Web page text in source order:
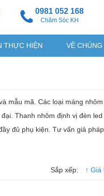
0981 052 168
Chăm Sóc KH
THỰC HIỆN VỀ CHÚNG
mẫu mã. Các loại máng
Thanh nhôm định vị đèn
đủ phụ kiện. Tư vấn giả
Sắp xếp: ↑ Giá